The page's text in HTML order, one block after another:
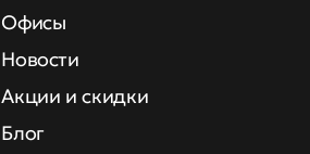
Офисы
Новости
Акции и скидки
Блог